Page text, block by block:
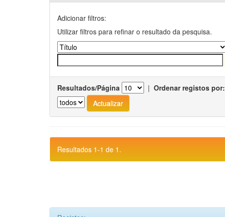
Adicionar filtros:
Utilizar filtros para refinar o resultado da pesquisa.
Resultados/Página | Ordenar registos por:
Resultados 1-1 de 1.